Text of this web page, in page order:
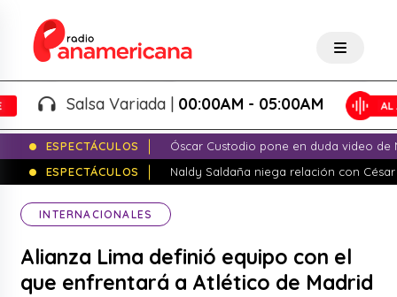
Salsa Variada |00:00AM - 05:00AM
ESPECTÁCULOS
Óscar Custodio pone en duda video de
ESPECTÁCULOS
Naldy Saldaña niega relación con
INTERNACIONALES
Alianza Lima definió equipo con el
que enfrentará a Atlético de Madrid